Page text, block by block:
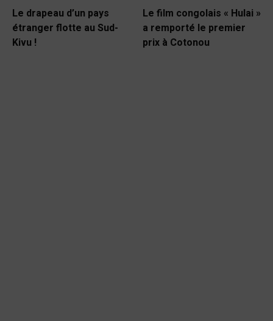
Le drapeau d’un pays
étranger flotte au Sud-
Kivu !
Le film congolais « Hulai »
a remporté le premier
prix à Cotonou